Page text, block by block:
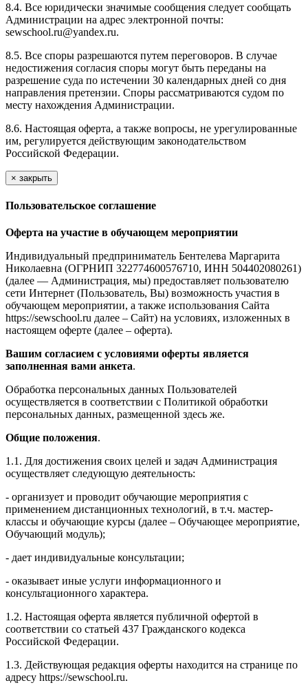
8.4. Все юридически значимые сообщения следует сообщать
Администрации на адрес электронной почты:
sewschool.ru@yandex.ru.
8.5. Все споры разрешаются путем переговоров. В случае
недостижения согласия споры могут быть переданы на
разрешение суда по истечении 30 календарных дней со дня
направления претензии. Споры рассматриваются судом по
месту нахождения Администрации.
8.6. Настоящая оферта, а также вопросы, не урегулированные
им, регулируется действующим законодательством
Российской Федерации.
× закрыть
Пользовательское соглашение
Оферта на участие в обучающем мероприятии
Индивидуальный предприниматель Бентелева Маргарита
Николаевна (ОГРНИП 322774600576710, ИНН 504402080261)
(далее — Администрация, мы) предоставляет пользователю
сети Интернет (Пользователь, Вы) возможность участия в
обучающем мероприятии, а также использования Сайта
https://sewschool.ru далее – Сайт) на условиях, изложенных в
настоящем оферте (далее – оферта).
Вашим согласием с условиями оферты является
заполненная вами анкета.
Обработка персональных данных Пользователей
осуществляется в соответствии с Политикой обработки
персональных данных, размещенной здесь же.
Общие положения.
1.1. Для достижения своих целей и задач Администрация
осуществляет следующую деятельность:
- организует и проводит обучающие мероприятия с
применением дистанционных технологий, в т.ч. мастер-
классы и обучающие курсы (далее – Обучающее мероприятие,
Обучающий модуль);
- дает индивидуальные консультации;
- оказывает иные услуги информационного и
консультационного характера.
1.2. Настоящая оферта является публичной офертой в
соответствии со статьей 437 Гражданского кодекса
Российской Федерации.
1.3. Действующая редакция оферты находится на странице по
адресу https://sewschool.ru.